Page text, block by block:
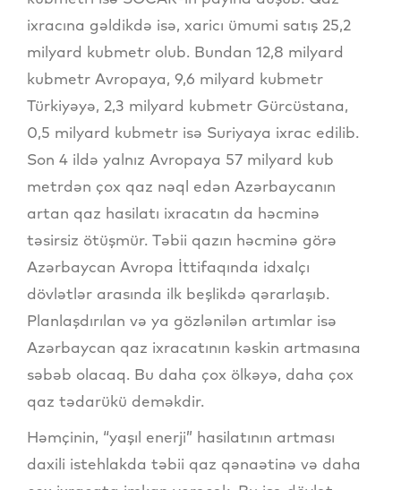
ixracına gəldikdə isə, xaricı ümumi satış 25,2
milyard kubmetr olub. Bundan 12,8 milyard
kubmetr Avropaya, 9,6 milyard kubmetr
Türkiyəyə, 2,3 milyard kubmetr Gürcüstana,
0,5 milyard kubmetr isə Suriyaya ixrac edilib.
Son 4 ildə yalnız Avropaya 57 milyard kub
metrdən çox qaz nəql edən Azərbaycanın
artan qaz hasilatı ixracatın da həcminə
təsirsiz ötüşmür. Təbii qazın həcminə görə
Azərbaycan Avropa İttifaqında idxalçı
dövlətlər arasında ilk beşlikdə qərarlaşıb.
Planlaşdırılan və ya gözlənilən artımlar isə
Azərbaycan qaz ixracatının kəskin artmasına
səbəb olacaq. Bu daha çox ölkəyə, daha çox
qaz tədarükü deməkdir.
Həmçinin, “yaşıl enerji” hasilatının artması
daxili istehlakda təbii qaz qənaətinə və daha